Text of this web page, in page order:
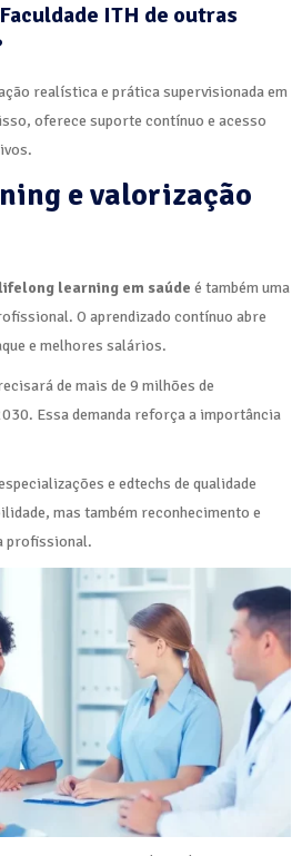
ITH de outras
realística e prática supervisionada em
oferece suporte contínuo e acesso
e valorização
lifelong learning em saúde é também uma
O aprendizado contínuo abre
e melhores salários.
de mais de 9 milhões de
Essa demanda reforça a importância
e edtechs de qualidade
mas também reconhecimento e
profissional.